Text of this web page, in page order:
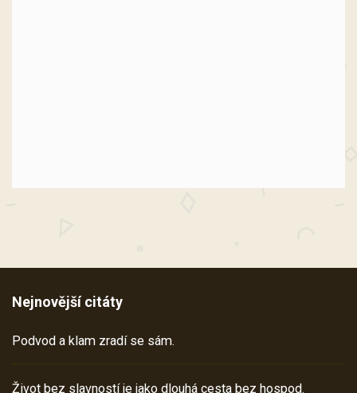
Nejnovější citáty
Podvod a klam zradí se sám.
Život bez slavností je jako dlouhá cesta bez hospod.